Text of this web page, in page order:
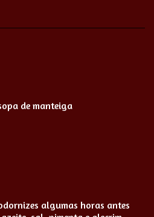
de manteiga
algumas horas antes